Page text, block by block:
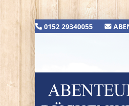
to
content
0152 29340055